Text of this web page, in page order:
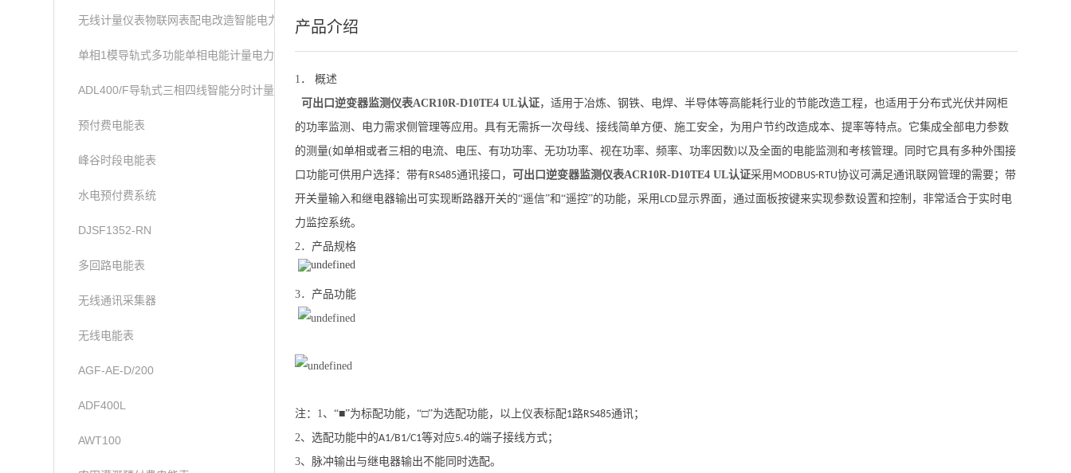
无线计量仪表物联网表配电改造智能电力仪表
单相1模导轨式多功能单相电能计量电力仪表
ADL400/F导轨式三相四线智能分时计量表
预付费电能表
峰谷时段电能表
水电预付费系统
DJSF1352-RN
多回路电能表
无线通讯采集器
无线电能表
AGF-AE-D/200
ADF400L
AWT100
产品介绍
1 ． 概述
可出口逆变器监测仪表ACR10R-D10TE4 UL认证，适用于冶炼、钢铁、电焊、半导体等高能耗行业的节能改造工程，也适用于分布式光伏并网柜
的功率监测、电力需求侧管理等应用。具有无需拆一次母线、接线简单方便、施工安全，为用户节约改造成本、提率等特点。它集成全部电力参数
的测量(如单相或者三相的电流、电压、有功功率、无功功率、视在功率、频率、功率因数)以及全面的电能监测和考核管理。同时它具有多种外围接
口功能可供用户选择：带有RS485通讯接口， 可出口逆变器监测仪表ACR10R-D10TE4 UL认证采用 MODBUS-RTU协议可满足通讯联网管理的需要；带
开关量输入和继电器输出可实现断路器开关的“遥信”和“遥控”的功能，采用 LCD显示界面，通过面板按键来实现参数设置和控制，非常适合于实时电
力监控系统。
2． 产品规格
3． 产品功能
注： 1、“■”为标配功能，“□”为选配功能，以上仪表标配1路RS485通讯；
2、选配功能中的A1/B1/C1等对应5.4的端子接线方式；
3、脉冲输出与继电器输出不能同时选配。